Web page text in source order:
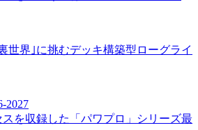
世界｣に挑むデッキ構築型ローグライ
2027
を収録した「パワプロ」シリーズ最